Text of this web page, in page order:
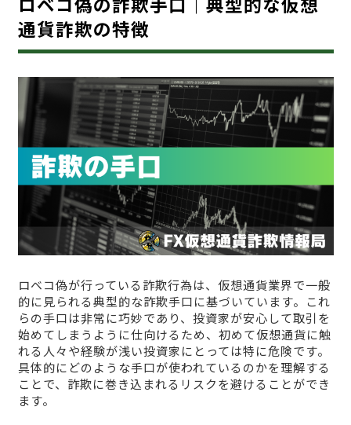
通貨詐欺の特徴
ロベコ偽が行っている詐欺行為は、仮想通貨業界で一般
的に見られる典型的な詐欺手口に基づいています。これ
らの手口は非常に巧妙であり、投資家が安心して取引を
始めてしまうように仕向けるため、初めて仮想通貨に触
れる人々や経験が浅い投資家にとっては特に危険です。
具体的にどのような手口が使われているのかを理解する
ことで、詐欺に巻き込まれるリスクを避けることができ
ます。